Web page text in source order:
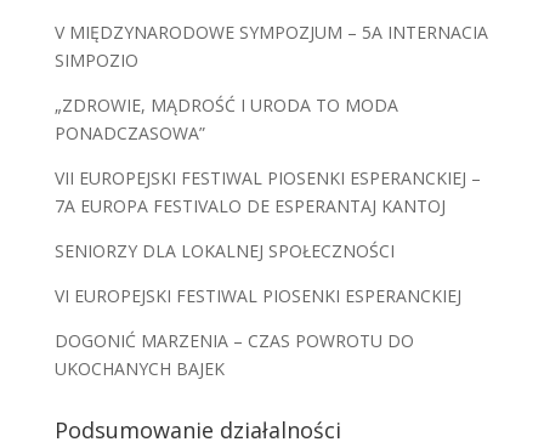
V MIĘDZYNARODOWE SYMPOZJUM – 5A INTERNACIA
SIMPOZIO
„ZDROWIE, MĄDROŚĆ I URODA TO MODA
PONADCZASOWA”
VII EUROPEJSKI FESTIWAL PIOSENKI ESPERANCKIEJ –
7A EUROPA FESTIVALO DE ESPERANTAJ KANTOJ
SENIORZY DLA LOKALNEJ SPOŁECZNOŚCI
VI EUROPEJSKI FESTIWAL PIOSENKI ESPERANCKIEJ
DOGONIĆ MARZENIA – CZAS POWROTU DO
UKOCHANYCH BAJEK
Podsumowanie działalności